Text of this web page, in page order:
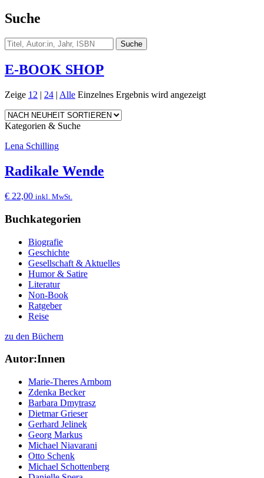
Suche
E-BOOK SHOP
Zeige 12 | 24 | Alle Einzelnes Ergebnis wird angezeigt
Kategorien & Suche
Lena Schilling
Radikale Wende
€ 22,00 inkl. MwSt.
Buchkategorien
Biografie
Geschichte
Gesellschaft & Aktuelles
Humor & Satire
Literatur
Non-Book
Ratgeber
Reise
zu den Büchern
Autor:Innen
Marie-Theres Arnbom
Zdenka Becker
Barbara Dmytrasz
Dietmar Grieser
Gerhard Jelinek
Georg Markus
Michael Niavarani
Otto Schenk
Michael Schottenberg